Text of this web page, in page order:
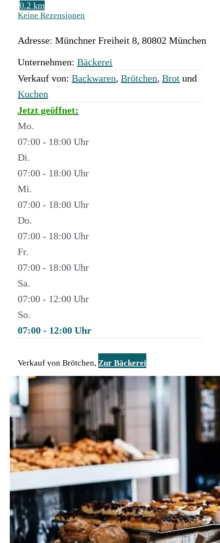
0.2 km
Keine Rezensionen
Adresse: Münchner Freiheit 8, 80802 München
Unternehmen: Bäckerei
Verkauf von: Backwaren, Brötchen, Brot und
Kuchen
Jetzt geöffnet:
Mo.
07:00 - 18:00
Di.
07:00 - 18:00
Mi.
07:00 - 18:00
Do.
07:00 - 18:00
Fr.
07:00 - 18:00
Sa.
07:00 - 12:00
So.
07:00 - 12:00
Verkauf von Brötchen, Zur Bäckerei